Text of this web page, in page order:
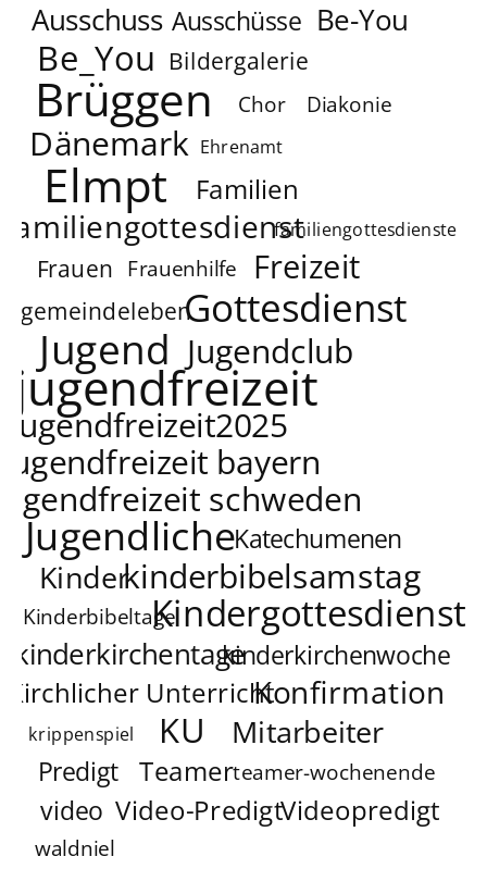
Ausschuss Ausschüsse Be-You
Be_You Bildergalerie
Brüggen Chor Diakonie
Dänemark Ehrenamt
Elmpt Familien
familiengottesdienstfamiliengottesdienste
Frauen Frauenhilfe Freizeit
gemeindelebenGottesdienst
Jugend Jugendclub
jugendfreizeit
jugendfreizeit2025
jugendfreizeit bayern
schweden
JugendlicheKatechumenen
Kinderkinderbibelsamstag
KinderbibeltageKindergottesdienst
kinderkirchentagekinderkirchenwoche
Kirchlicher UnterrichtKonfirmation
krippenspiel KU Mitarbeiter
Predigt Teamerteamer-wochenende
video Video-PredigtVideopredigt
waldniel